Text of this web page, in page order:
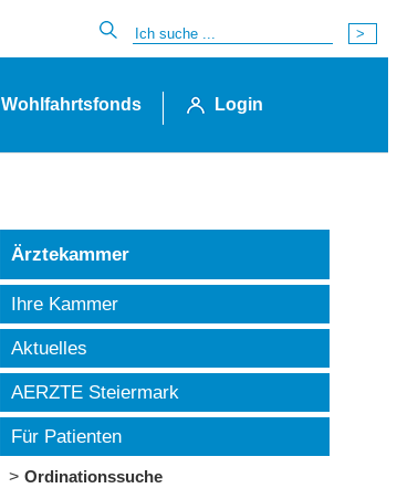
Wohlfahrtsfonds Login
Ärztekammer
Ihre Kammer
Aktuelles
AERZTE Steiermark
Für Patienten
Ordinationssuche